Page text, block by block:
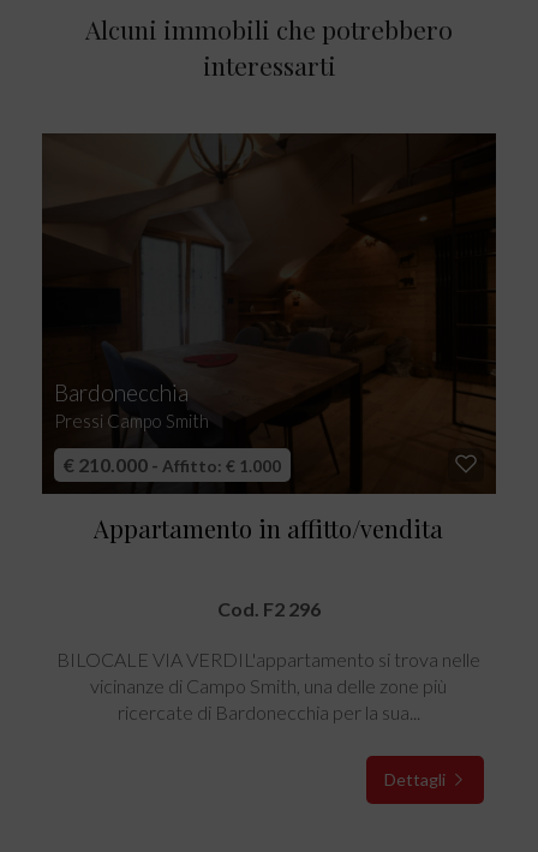
Alcuni immobili che potrebbero
interessarti
Bardonecchia
Pressi Campo Smith
€ 210.000 - Affitto: € 1.000
Appartamento in affitto/vendita
Cod. F2 296
BILOCALE VIA VERDIL'appartamento si trova nelle
vicinanze di Campo Smith, una delle zone più
ricercate di Bardonecchia per la sua...
Dettagli